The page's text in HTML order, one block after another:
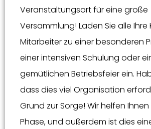
Veranstaltungsort für eine große
Versammlung! Laden Sie alle
Mitarbeiter zu einer besonderen
einer intensiven Schulung oder
gemütlichen Betriebsfeier ein.
dass dies viel Organisation
Grund zur Sorge! Wir helfen
Phase, und außerdem ist dies